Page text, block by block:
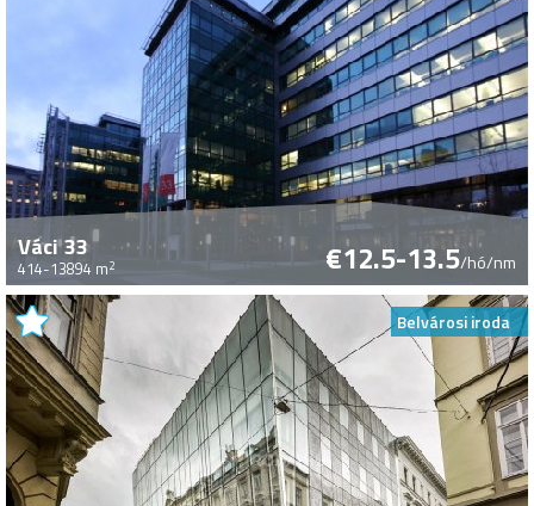
Váci 33
414-13894 m2 €12.5-13.5/hó/nm
Belvárosi iroda